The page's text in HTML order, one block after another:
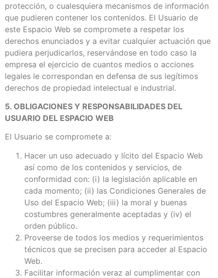
protección, o cualesquiera mecanismos de información
que pudieren contener los contenidos. El Usuario de
este Espacio Web se compromete a respetar los
derechos enunciados y a evitar cualquier actuación que
pudiera perjudicarlos, reservándose en todo caso la
empresa el ejercicio de cuantos medios o acciones
legales le correspondan en defensa de sus legítimos
derechos de propiedad intelectual e industrial.
5. OBLIGACIONES Y RESPONSABILIDADES DEL
USUARIO DEL ESPACIO WEB
El Usuario se compromete a:
Hacer un uso adecuado y lícito del Espacio Web
así como de los contenidos y servicios, de
conformidad con: (i) la legislación aplicable en
cada momento; (ii) las Condiciones Generales de
Uso del Espacio Web; (iii) la moral y buenas
costumbres generalmente aceptadas y (iv) el
orden público.
Proveerse de todos los medios y requerimientos
técnicos que se precisen para acceder al Espacio
Web.
Facilitar información veraz al cumplimentar con